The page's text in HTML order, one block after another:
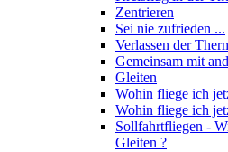
Zentrieren
Sei nie zufrieden ...
Verlassen der
Gemeinsam mit
Gleiten
Wohin fliege ich
Wohin fliege ich
Sollfahrtfliegen -
Gleiten ?